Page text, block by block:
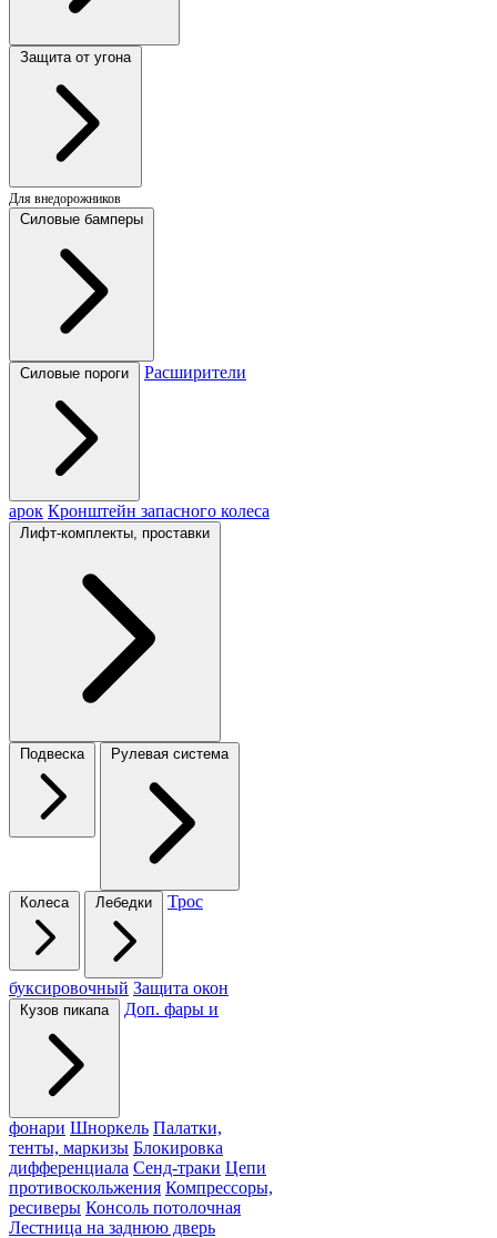
Защита от угона
Для внедорожников
Силовые бамперы
Силовые пороги Расширители
арок Кронштейн запасного колеса
Лифт-комплекты, проставки
Подвеска Рулевая система
Колеса Лебедки Трос
буксировочный Защита окон
Кузов пикапа Доп. фары и
фонари Шноркель Палатки,
тенты, маркизы Блокировка
дифференциала Сенд-траки Цепи
противоскольжения Компрессоры,
ресиверы Консоль потолочная
Лестница на заднюю дверь